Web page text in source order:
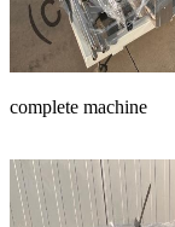
complete machine